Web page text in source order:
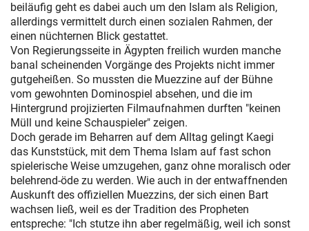
beiläufig geht es dabei auch um den Islam als Religion,
allerdings vermittelt durch einen sozialen Rahmen, der
einen nüchternen Blick gestattet.
Von Regierungsseite in Ägypten freilich wurden manche
banal scheinenden Vorgänge des Projekts nicht immer
gutgeheißen. So mussten die Muezzine auf der Bühne
vom gewohnten Dominospiel absehen, und die im
Hintergrund projizierten Filmaufnahmen durften "keinen
Müll und keine Schauspieler" zeigen.
Doch gerade im Beharren auf dem Alltag gelingt Kaegi
das Kunststück, mit dem Thema Islam auf fast schon
spielerische Weise umzugehen, ganz ohne moralisch oder
belehrend-öde zu werden. Wie auch in der entwaffnenden
Auskunft des offiziellen Muezzins, der sich einen Bart
wachsen ließ, weil es der Tradition des Propheten
entspreche: "Ich stutze ihn aber regelmäßig, weil ich sonst